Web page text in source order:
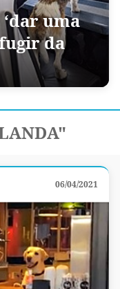
uma
da
06/04/2021